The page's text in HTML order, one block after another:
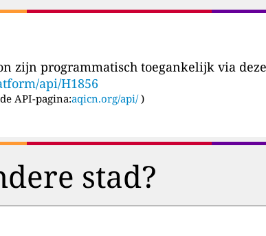
zijn programmatisch toegankelijk via
api/H1856
API-pagina:aqicn.org/api/ )
stad?